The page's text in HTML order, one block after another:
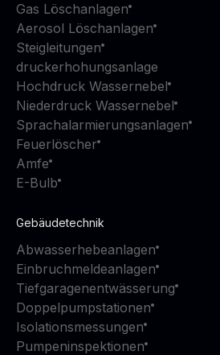
Gas Löschanlagen
Aerosol Löschanlagen
Steigleitungen
druckerhohungsanlage
Hochdruck Wassernebel
Niederdruck Wassernebel
Sprachalarmierungsanlagen
Feuerlöscher
Amfe
E-Bulb
Gebäudetechnik
Abwasserhebeanlagen
Einbruchmeldeanlagen
Tiefgaragenentwässerung
Doppelpumpstationen
Isolationsmessungen
Pumpeninspektionen